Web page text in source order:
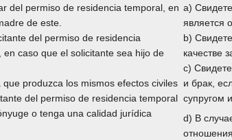
del permiso de residencia temporal, en
de este.
del permiso de residencia
caso que el solicitante sea hijo de
produzca los mismos efectos civiles
del permiso de residencia temporal
o tenga una calidad jurídica
a)
является
b)
качестве
c)
и брак,
супругом
d) В